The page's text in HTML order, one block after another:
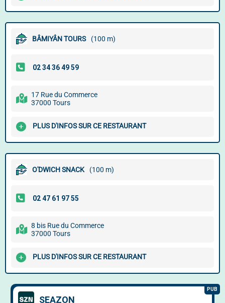
BÂMIYÂN TOURS (100 m)
17 Rue du Commerce
37000 Tours
PLUS D'INFOS SUR CE RESTAURANT
O'DWICH SNACK (100 m)
8 bis Rue du Commerce
37000 Tours
PLUS D'INFOS SUR CE RESTAURANT